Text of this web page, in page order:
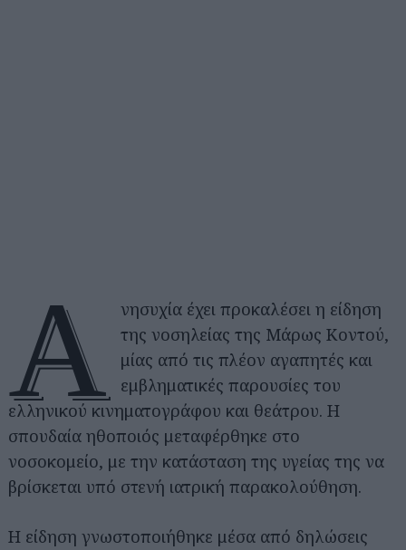
Α
νησυχία έχει προκαλέσει η είδηση
της νοσηλείας της Μάρως Κοντού,
μίας από τις πλέον αγαπητές και
εμβληματικές παρουσίες του
ελληνικού κινηματογράφου και θεάτρου. Η
σπουδαία ηθοποιός μεταφέρθηκε στο
νοσοκομείο, με την κατάσταση της υγείας της να
βρίσκεται υπό στενή ιατρική παρακολούθηση.
Η είδηση γνωστοποιήθηκε μέσα από δηλώσεις